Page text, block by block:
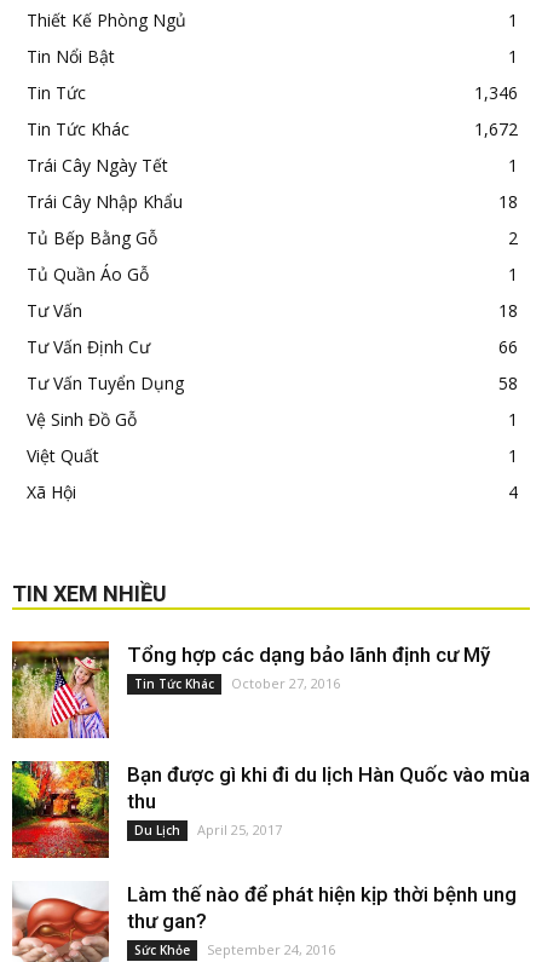
Thiết Kế Phòng Ngủ
1
Tin Nổi Bật
1
Tin Tức
1,346
Tin Tức Khác
1,672
Trái Cây Ngày Tết
1
Trái Cây Nhập Khẩu
18
Tủ Bếp Bằng Gỗ
2
Tủ Quần Áo Gỗ
1
Tư Vấn
18
Tư Vấn Định Cư
66
Tư Vấn Tuyển Dụng
58
Vệ Sinh Đồ Gỗ
1
Việt Quất
1
Xã Hội
4
TIN XEM NHIỀU
Tổng hợp các dạng bảo lãnh định cư Mỹ
Tin Tức Khác October 27, 2016
Bạn được gì khi đi du lịch Hàn Quốc vào mùa
thu
Du Lịch April 25, 2017
Làm thế nào để phát hiện kịp thời bệnh ung
thư gan?
Sức Khỏe September 24, 2016